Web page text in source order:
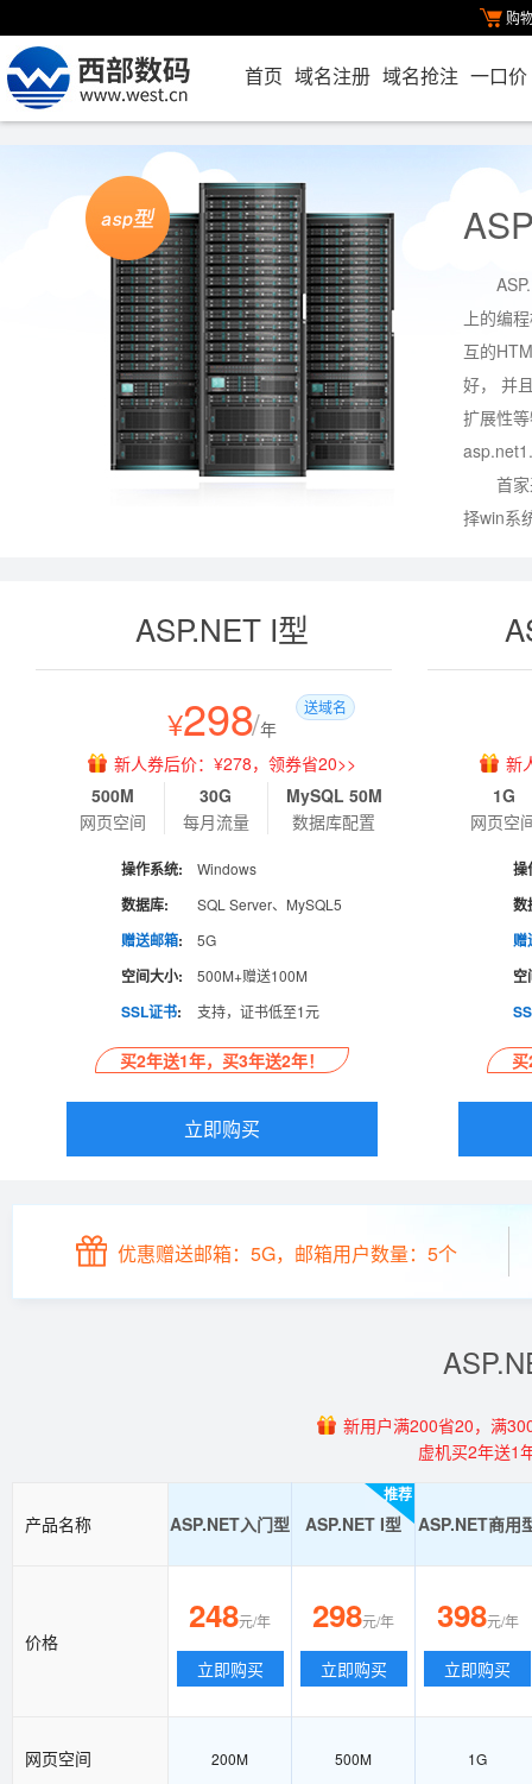
购
首页 域名注册 域名抢注 一口价
上的编
互的
好， 并
扩展性
首
择win系
ASP.NET I型
¥298/年
送域名
新人券后价：¥278，领券省20>>
500M
网页空间
30G
每月流量
MySQL 50M
数据库配置
操作系统: Windows
数据库: SQL Server、MySQL5
赠送邮箱: 5G
空间大小: 500M+赠送100M
SSL证书: 支持，证书低至1元
买2年送1年，买3年送2年！
立即购买
新
1G
网页空
操
数
赠
空
优惠赠送邮箱：5G，邮箱用户数量：5个
新用户满200省20，满
虚机买2年送1
产品名称 ASP.NET入门型
推荐
ASP.NET I型 ASP.NET商用
价格
248元/年
立即购买
298元/年
立即购买
398元/年
立即购买
网页空间 200M 500M 1G